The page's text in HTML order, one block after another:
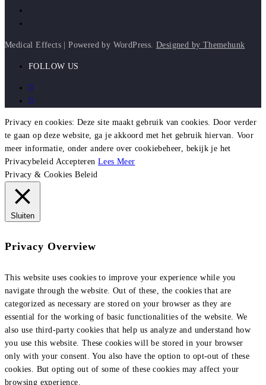
Medical Effects | Powered by WordPress. Designed by Themehunk
FOLLOW US
Privacy en cookies: Deze site maakt gebruik van cookies. Door verder
te gaan op deze website, ga je akkoord met het gebruik hiervan. Voor
meer informatie, onder andere over cookiebeheer, bekijk je het
Privacybeleid Accepteren Lees Meer
Privacy & Cookies Beleid
Sluiten
Privacy Overview
This website uses cookies to improve your experience while you
navigate through the website. Out of these, the cookies that are
categorized as necessary are stored on your browser as they are
essential for the working of basic functionalities of the website. We
also use third-party cookies that help us analyze and understand how
you use this website. These cookies will be stored in your browser
only with your consent. You also have the option to opt-out of these
cookies. But opting out of some of these cookies may affect your
browsing experience.